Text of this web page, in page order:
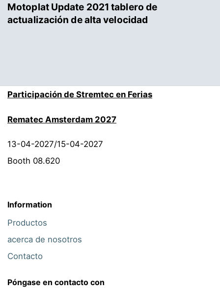
Motoplat Update 2021 tablero de
actualización de alta velocidad
Participación de Stremtec en Ferias
Rematec Amsterdam 2027
13-04-2027/15-04-2027
Booth 08.620
Information
Productos
acerca de nosotros
Contacto
Póngase en contacto con